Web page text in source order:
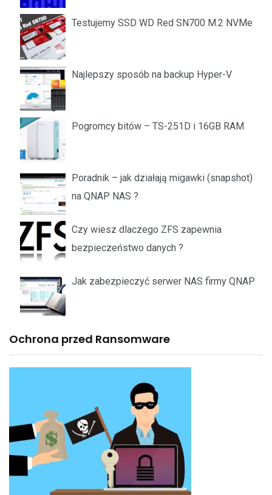
Testujemy SSD WD Red SN700 M.2 NVMe
Najlepszy sposób na backup Hyper-V
Pogromcy bitów – TS-251D i 16GB RAM
Poradnik – jak działają migawki (snapshot)
na QNAP NAS ?
Czy wiesz dlaczego ZFS zapewnia
bezpieczeństwo danych ?
Jak zabezpieczyć serwer NAS firmy QNAP
Ochrona przed Ransomware